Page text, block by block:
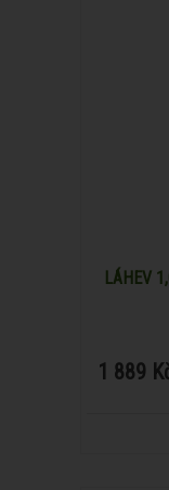
LÁHEV
1 889